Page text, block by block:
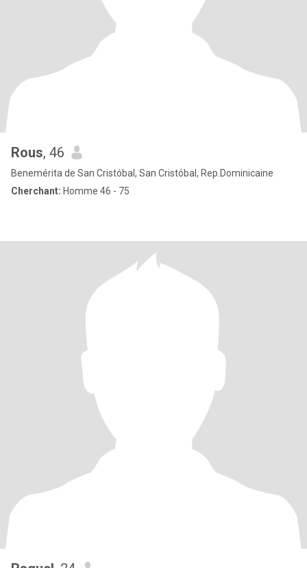
Rous, 46
Benemérita de San Cristóbal, San Cristóbal, Rep.Dominicaine
Cherchant: Homme 46 - 75